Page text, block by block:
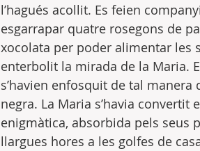
l’hagués acollit. Es feien
esgarrapar quatre rosegons de
xocolata per poder alimentar les
enterbolit la mirada de la Maria.
s’havien enfosquit de tal
negra. La Maria s’havia
enigmàtica, absorbida pels seus
llargues hores a les golfes de